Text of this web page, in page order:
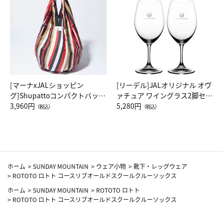
[マーナxJALショッピン
グ]Shupattoコンパクトバッグ
Drop JAL客室乗務員（LC）ス
3,960円 （税込）
[リーデル]JALオリジナル オヴ
ァチュア ワイングラス2脚セッ
ト（レッドワイン）
5,280円 （税込）
ホーム >SUNDAY MOUNTAIN > ウェア小物 >靴下・レッグウェア
> ROTOTO ロトト コースリブオールドスクールクルーソックス
ホーム >SUNDAY MOUNTAIN > ROTOTO ロトト
> ROTOTO ロトト コースリブオールドスクールクルーソックス